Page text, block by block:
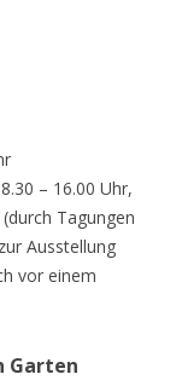
– 16.00 Uhr,
Tagungen
Ausstellung
vor einem
Garten